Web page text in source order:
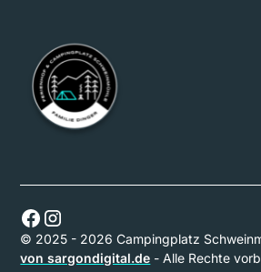
© 2025 - 2026 Campingplatz
von sargondigital.de - Alle Rechte